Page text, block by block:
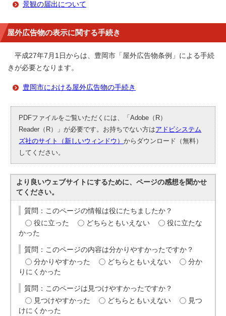
景観の届出について
屋外広告物の表示に関する手続き
平成27年7月1日からは、豊岡市「屋外広告物条例」による手続
きが必要となります。
豊岡市における屋外広告物の手続き
PDFファイルをご覧いただくには、「Adobe（R）
Reader（R）」が必要です。お持ちでない方はアドビシステム
ズ社のサイト（新しいウィンドウ）からダウンロード（無料）
してください。
より良いウェブサイトにするために、ページの感想を聞かせ
てください。
質問：このページの情報は役にたちましたか？
役に立った
どちらともいえない
役に立たな
かった
質問：このページの内容は分かりやすかったですか？
分かりやすかった
どちらともいえない
分か
りにくかった
質問：このページは見つけやすかったですか？
見つけやすかった
どちらともいえない
見つ
けにくかった